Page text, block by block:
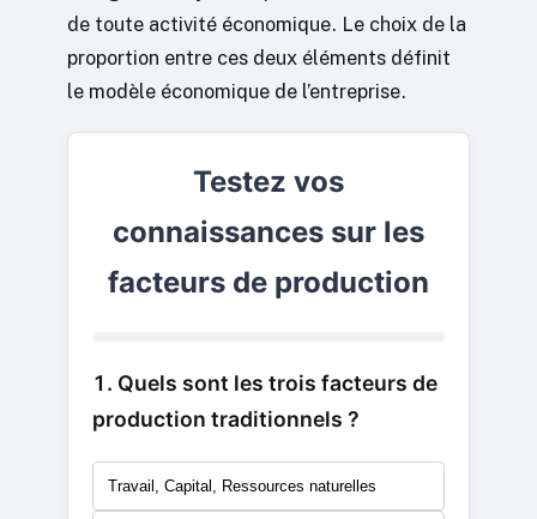
de toute activité économique. Le choix de la
proportion entre ces deux éléments définit
le modèle économique de l’entreprise.
Testez vos
connaissances sur les
facteurs de production
1. Quels sont les trois facteurs de
production traditionnels ?
Travail, Capital, Ressources naturelles